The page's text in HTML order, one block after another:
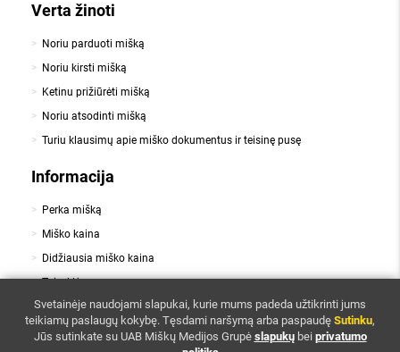
Verta žinoti
Noriu parduoti mišką
Noriu kirsti mišką
Ketinu prižiūrėti mišką
Noriu atsodinti mišką
Turiu klausimų apie miško dokumentus ir teisinę pusę
Informacija
Perka mišką
Miško kaina
Didžiausia miško kaina
Taisyklės
Slapukai, Privatumo politika
Kontaktai
Svetainėje naudojami slapukai, kurie mums padeda užtikrinti jums
teikiamų paslaugų kokybę. Tęsdami naršymą arba paspaudę Sutinku,
Jūs sutinkate su UAB Miškų Medijos Grupė slapukųbei privatumo